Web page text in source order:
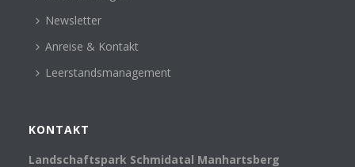
Newsletter
Anreise & Kontakt
Leerstandsmanagement
KONTAKT
Landschaftspark Schmidatal Manhartsberg